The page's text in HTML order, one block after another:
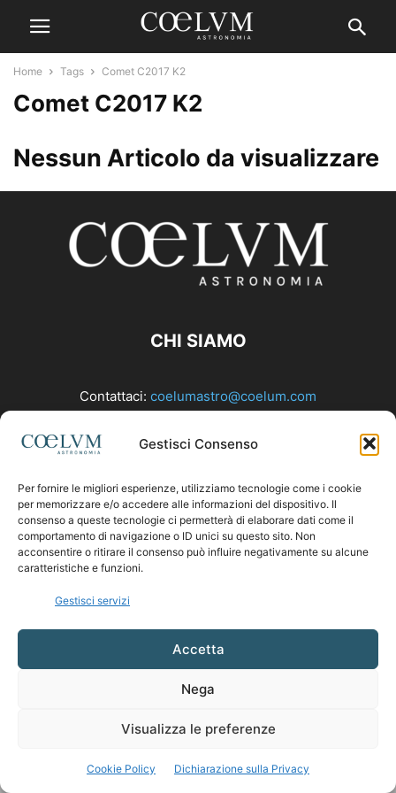
Gestisci Consenso
Per fornire le migliori esperienze, utilizziamo tecnologie come i cookie
per memorizzare e/o accedere alle informazioni del dispositivo. Il
consenso a queste tecnologie ci permetterà di elaborare dati come il
comportamento di navigazione o ID unici su questo sito. Non
acconsentire o ritirare il consenso può influire negativamente su alcune
caratteristiche e funzioni.
Gestisci servizi
Accetta
Nega
Visualizza le preferenze
Cookie Policy Dichiarazione sulla Privacy
Home Tags Comet C2017 K2
Comet C2017 K2
Nessun Articolo da visualizzare
CHI SIAMO
Contattaci: coelumastro@coelum.com
SEGUICI